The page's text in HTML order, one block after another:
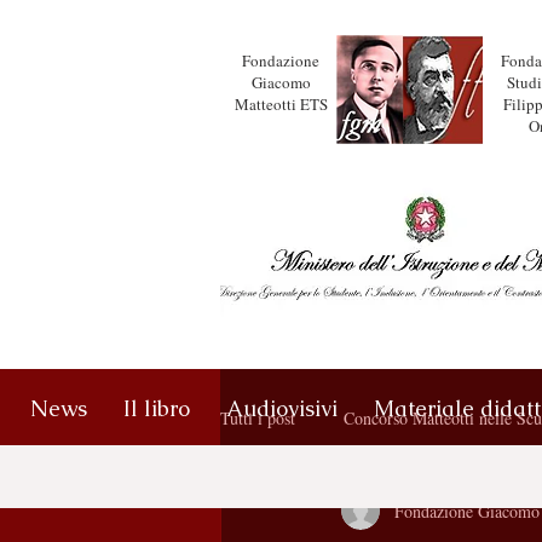
Fondazione
Giacomo
Matteotti ETS
Tutti i post Concorso Matteotti nelle
Fondazione
News Il libro Audiovisivi Materiale